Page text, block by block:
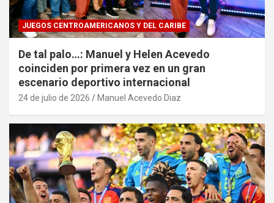
JUEGOS CENTROAMERICANOS Y DEL CARIBE
De tal palo…: Manuel y Helen Acevedo
coinciden por primera vez en un gran
escenario deportivo internacional
24 de julio de 2026 Manuel Acevedo Diaz